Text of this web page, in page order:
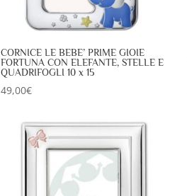
CORNICE LE BEBE’ PRIME GIOIE
FORTUNA CON ELEFANTE, STELLE E
QUADRIFOGLI 10 x 15
49,00€